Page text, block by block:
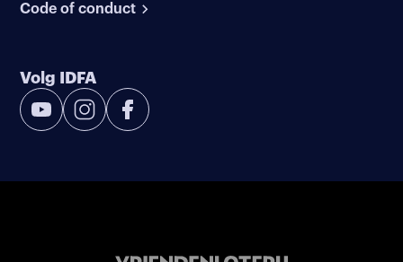
Code of conduct
Volg IDFA